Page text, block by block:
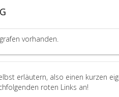
vorhanden.
erläutern, also einen kurzen
roten Links an!